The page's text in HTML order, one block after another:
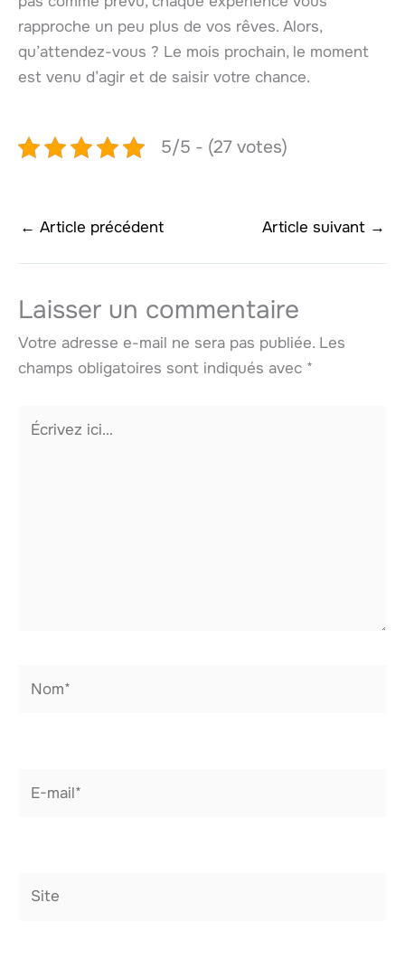
rapproche un peu plus de vos rêves. Alors,
qu’attendez-vous ? Le mois prochain, le moment
est venu d’agir et de saisir votre chance.
5/5 - (27 votes)
← Article précédent Article suivant →
Laisser un commentaire
Votre adresse e-mail ne sera pas publiée. Les
champs obligatoires sont indiqués avec *
Écrivez
mail*